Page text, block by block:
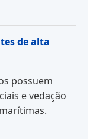
de alta
possuem
e vedação